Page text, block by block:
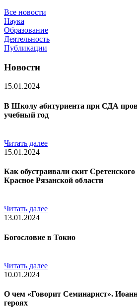
Все новости
Наука
Образование
Деятельность
Публикации
Новости
15.01.2024
В Школу абитуриента при СДА
учебный год
Читать далее
15.01.2024
Как обустраивали скит
Красное Рязанской области
Читать далее
13.01.2024
Богословие в Токио
Читать далее
10.01.2024
О чем «Говорит Семинарист».
героях